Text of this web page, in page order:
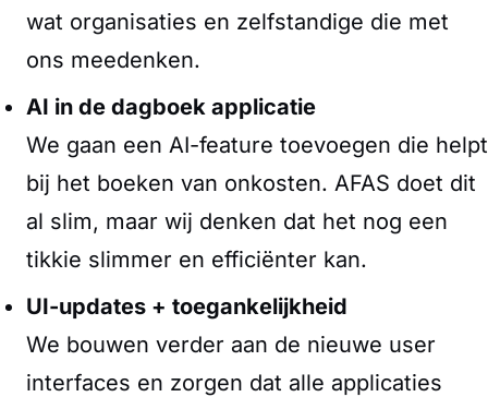
wat organisaties en zelfstandige die met
ons meedenken.
AI in de dagboek applicatie
We gaan een AI-feature toevoegen die helpt
bij het boeken van onkosten. AFAS doet dit
al slim, maar wij denken dat het nog een
tikkie slimmer en efficiënter kan.
UI-updates + toegankelijkheid
We bouwen verder aan de nieuwe user
interfaces en zorgen dat alle applicaties